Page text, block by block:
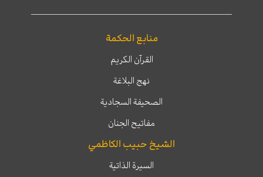
منابع الحكمة
القرآن الكريم
نهج البلاغة
الصحيفة السجادية
مفاتيح الجنان
الشيخ حبيب الكاظمي
السيرة الذاتية